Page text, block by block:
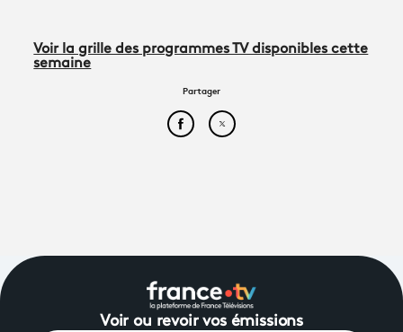
Voir la grille des programmes TV disponibles cette
semaine
Partager
Partager cet article sur
Partager cet article sur
Voir ou revoir vos émissions